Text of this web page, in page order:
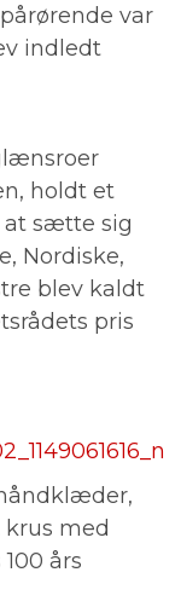
var
indledt
holdt et
sætte sig
Nordiske,
blev kaldt
pris
med
års